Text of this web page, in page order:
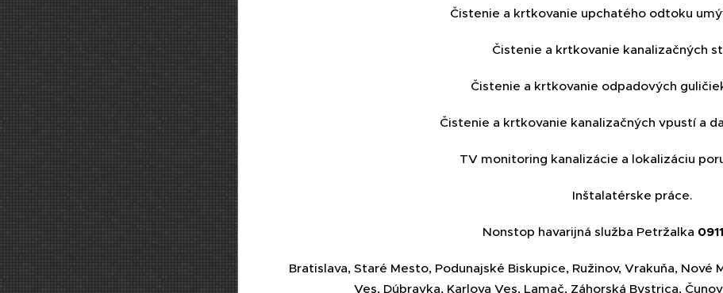
Čistenie a krtkovanie upchatého odtoku
Čistenie a krtkovanie kanalizačných
Čistenie a krtkovanie odpadových
Čistenie a krtkovanie kanalizačných vpustí a
TV monitoring kanalizácie a lokalizáciu
Inštalatérske práce.
Nonstop havarijná služba Petržalka
Bratislava, Staré Mesto, Podunajské Biskupice, Ružinov, Vrakuňa, Nové
Ves, Dúbravka, Karlova Ves, Lamač, Záhorská Bystrica,